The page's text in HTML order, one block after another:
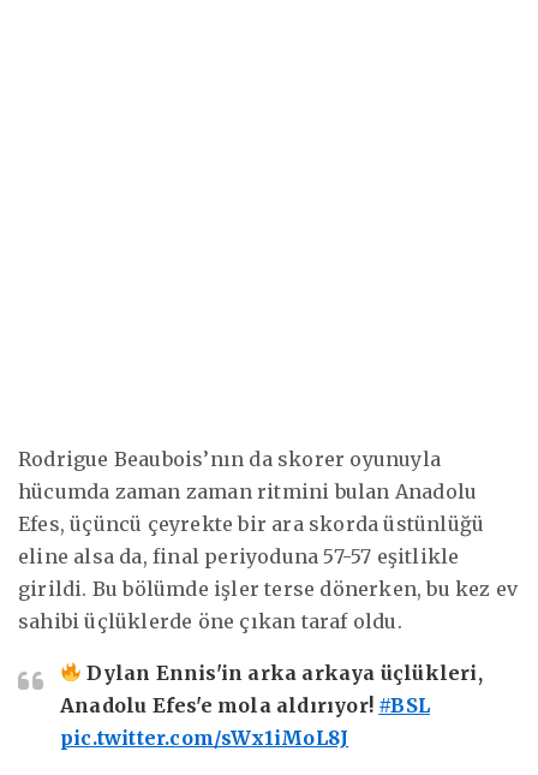
Rodrigue Beaubois’nın da skorer oyunuyla
hücumda zaman zaman ritmini bulan Anadolu
Efes, üçüncü çeyrekte bir ara skorda üstünlüğü
eline alsa da, final periyoduna 57-57 eşitlikle
girildi. Bu bölümde işler terse dönerken, bu kez ev
sahibi üçlüklerde öne çıkan taraf oldu.
Dylan Ennis'in arka arkaya üçlükleri,
Anadolu Efes'e mola aldırıyor! #BSL
pic.twitter.com/sWx1iMoL8J